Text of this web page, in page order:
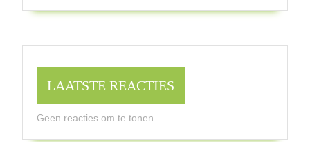
LAATSTE REACTIES
Geen reacties om te tonen.